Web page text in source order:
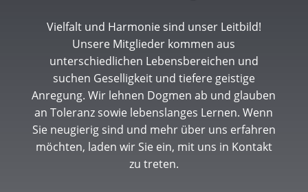
Vielfalt und Harmonie sind unser Leitbild!
Unsere Mitglieder kommen aus
unterschiedlichen Lebensbereichen und
suchen Geselligkeit und tiefere geistige
Anregung. Wir lehnen Dogmen ab und glauben
an Toleranz sowie lebenslanges Lernen. Wenn
Sie neugierig sind und mehr über uns erfahren
möchten, laden wir Sie ein, mit uns in Kontakt
zu treten.